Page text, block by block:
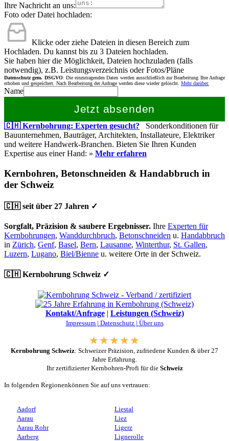
Ihre Nachricht an uns:
Foto oder Datei hochladen:
Klicke oder ziehe Dateien in diesen Bereich zum
Hochladen. Du kannst bis zu 3 Dateien hochladen.
Sie haben hier die Möglichkeit, Dateien hochzuladen (falls
notwendig), z.B. Leistungsverzeichnis oder Fotos/Pläne
Datenschutz gem. DSGVO: Die einzutragenden Daten werden ausschließlich zur Bearbeitung Ihre Anfrage
erhoben und gespeichert. Nach Bearbeitung der Anfrage werden diese wieder gelöscht. Mehr darüber.
Name
Jetzt absenden
🇨🇭 Kernbohrung: Experten gesucht? Sonderkonditionen für
Bauunternehmen, Bauträger, Architekten, Installateure, Elektriker
und weitere Handwerk-Branchen. Bieten Sie Ihren Kunden
Expertise aus einer Hand: » Mehr erfahren
Kernbohren, Betonschneiden & Handabbruch in
der Schweiz
🇨🇭 seit über 27 Jahren ✓
Sorgfalt, Präzision & saubere Ergebnisser. Ihre Experten für
Kernbohrungen, Wanddurchbruch, Betonschneiden u. Handabbruch
in Zürich, Genf, Basel, Bern, Lausanne, Winterthur, St. Gallen,
Luzern, Lugano, Biel/Bienne u. weitere Orte in der Schweiz.
🇨🇭 Kernbohrung Schweiz ✓
Kontakt/Anfrage| Leistungen (Schweiz)
Impressum | Datenschutz | Über uns
Kernbohrung Schweiz: Schweizer Präzision, zufriedene Kunden & über 27
Jahre Erfahrung.
Ihr zertifizierter Kernbohren-Profi für die Schweiz
In folgenden Regionenkönnen Sie auf uns vertrauen:
Aadorf
Aarau
Aarau Rohr
Aarberg
Liestal
Liez
Ligerz
Lignerolle